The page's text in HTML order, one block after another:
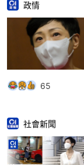
政情
65
社會新聞